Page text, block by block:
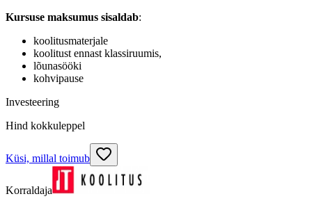
Kursuse maksumus sisaldab:
koolitusmaterjale
koolitust ennast klassiruumis,
lõunasööki
kohvipause
Investeering
Hind kokkuleppel
Küsi, millal toimub
Korraldaja